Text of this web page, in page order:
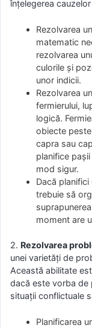
înțelegerea
Rezolvarea
matematic
rezolvarea
culorile și
unor indicii.
Rezolvarea
fermierului,
logică.
obiecte
capra sau
planifice
mod sigur.
Dacă
trebuie să
moment are
2. Rezolvarea
unei varietăți de
Această abilitate
dacă este vorba de
situații conflictuale
Planificarea